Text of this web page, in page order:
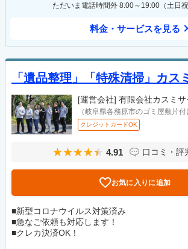
ただいま電話時間外 8:00～19:00（土日祝
料金・サービスを見る
「遺品整理」「特殊清掃」カス
[運営会社] 有限会社カスミサ
（岐阜県各務原市のゴミ屋敷片付
クレジットカードOK
4.91 口コミ・評
お気に入りに追加
■新型コロナウイルス対策済み
■急なご依頼も対応します！
■クレカ決済OK！